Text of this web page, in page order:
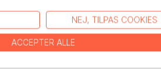
håb, at du kan bruge denne
har lang rækkevidde ned gennem
NEJ, TILPAS COOKIES
ACCEPTER ALLE